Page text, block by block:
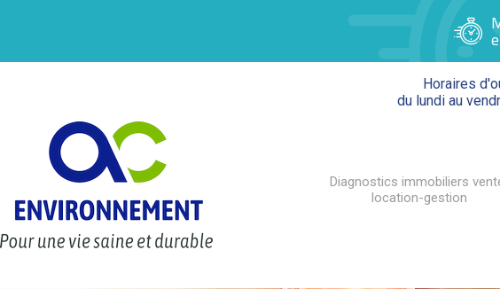
Horaires
du lundi au
Diagnostics immobiliers
location-gestion